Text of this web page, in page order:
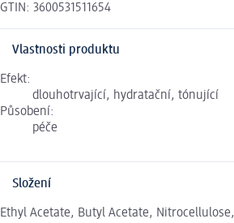
GTIN: 3600531511654
Vlastnosti produktu
Efekt:
dlouhotrvající, hydratační, tónující
Působení:
péče
Složení
Ethyl Acetate, Butyl Acetate,